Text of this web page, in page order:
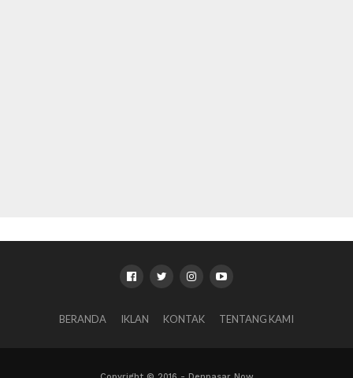
BERANDA IKLAN KONTAK TENTANG KAMI